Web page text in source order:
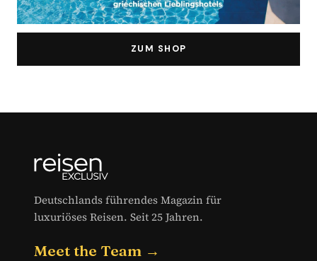
ZUM SHOP
Deutschlands führendes Magazin für
luxuriöses Reisen. Seit 25 Jahren.
Meet the Team →